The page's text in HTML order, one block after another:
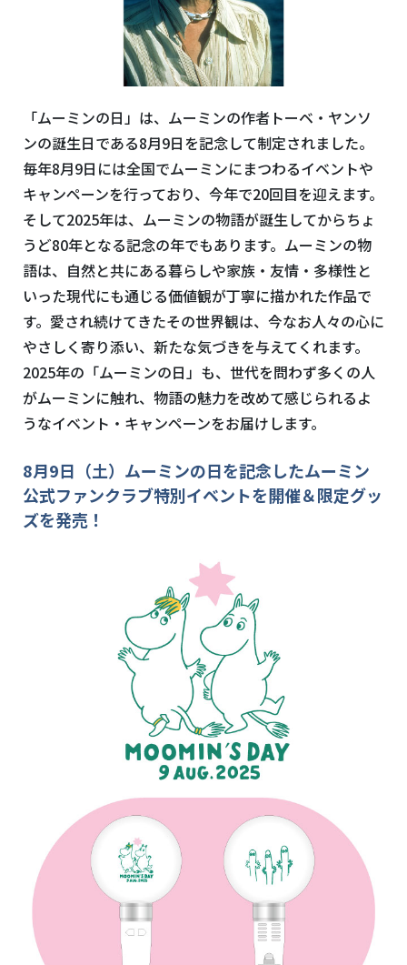
「ムーミンの日」は、ムーミンの作者トーベ・ヤンソ
ンの誕生日である8月9日を記念して制定されました。
毎年8月9日には全国でムーミンにまつわるイベントや
キャンペーンを行っており、今年で20回目を迎えます。
そして2025年は、ムーミンの物語が誕生してからちょ
うど80年となる記念の年でもあります。ムーミンの物
語は、自然と共にある暮らしや家族・友情・多様性と
いった現代にも通じる価値観が丁寧に描かれた作品で
す。愛され続けてきたその世界観は、今なお人々の心に
やさしく寄り添い、新たな気づきを与えてくれます。
2025年の「ムーミンの日」も、世代を問わず多くの人
がムーミンに触れ、物語の魅力を改めて感じられるよ
うなイベント・キャンペーンをお届けします。
8月9日（土）ムーミンの日を記念したムーミン
公式ファンクラブ特別イベントを開催＆限定グッ
ズを発売！